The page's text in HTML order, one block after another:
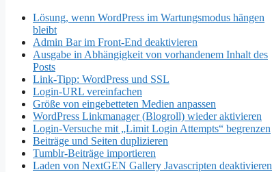
Lösung, wenn WordPress im Wartungsmodus hängen
bleibt
Admin Bar im Front-End deaktivieren
Ausgabe in Abhängigkeit von vorhandenem Inhalt des
Posts
Link-Tipp: WordPress und SSL
Login-URL vereinfachen
Größe von eingebetteten Medien anpassen
WordPress Linkmanager (Blogroll) wieder aktivieren
Login-Versuche mit „Limit Login Attempts“ begrenzen
Beiträge und Seiten duplizieren
Tumblr-Beiträge importieren
Laden von NextGEN Gallery Javascripten deaktivieren